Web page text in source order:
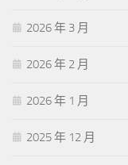
2026 年 3 月
2026 年 2 月
2026 年 1 月
2025 年 12 月